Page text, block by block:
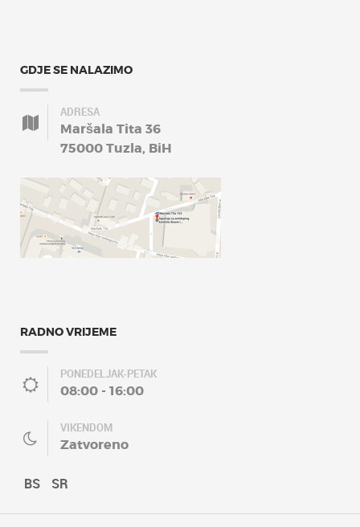
GDJE SE NALAZIMO
ADRESA
Maršala Tita 36
75000 Tuzla, BiH
RADNO VRIJEME
PONEDELJAK-PETAK
08:00 - 16:00
VIKENDOM
Zatvoreno
BS SR